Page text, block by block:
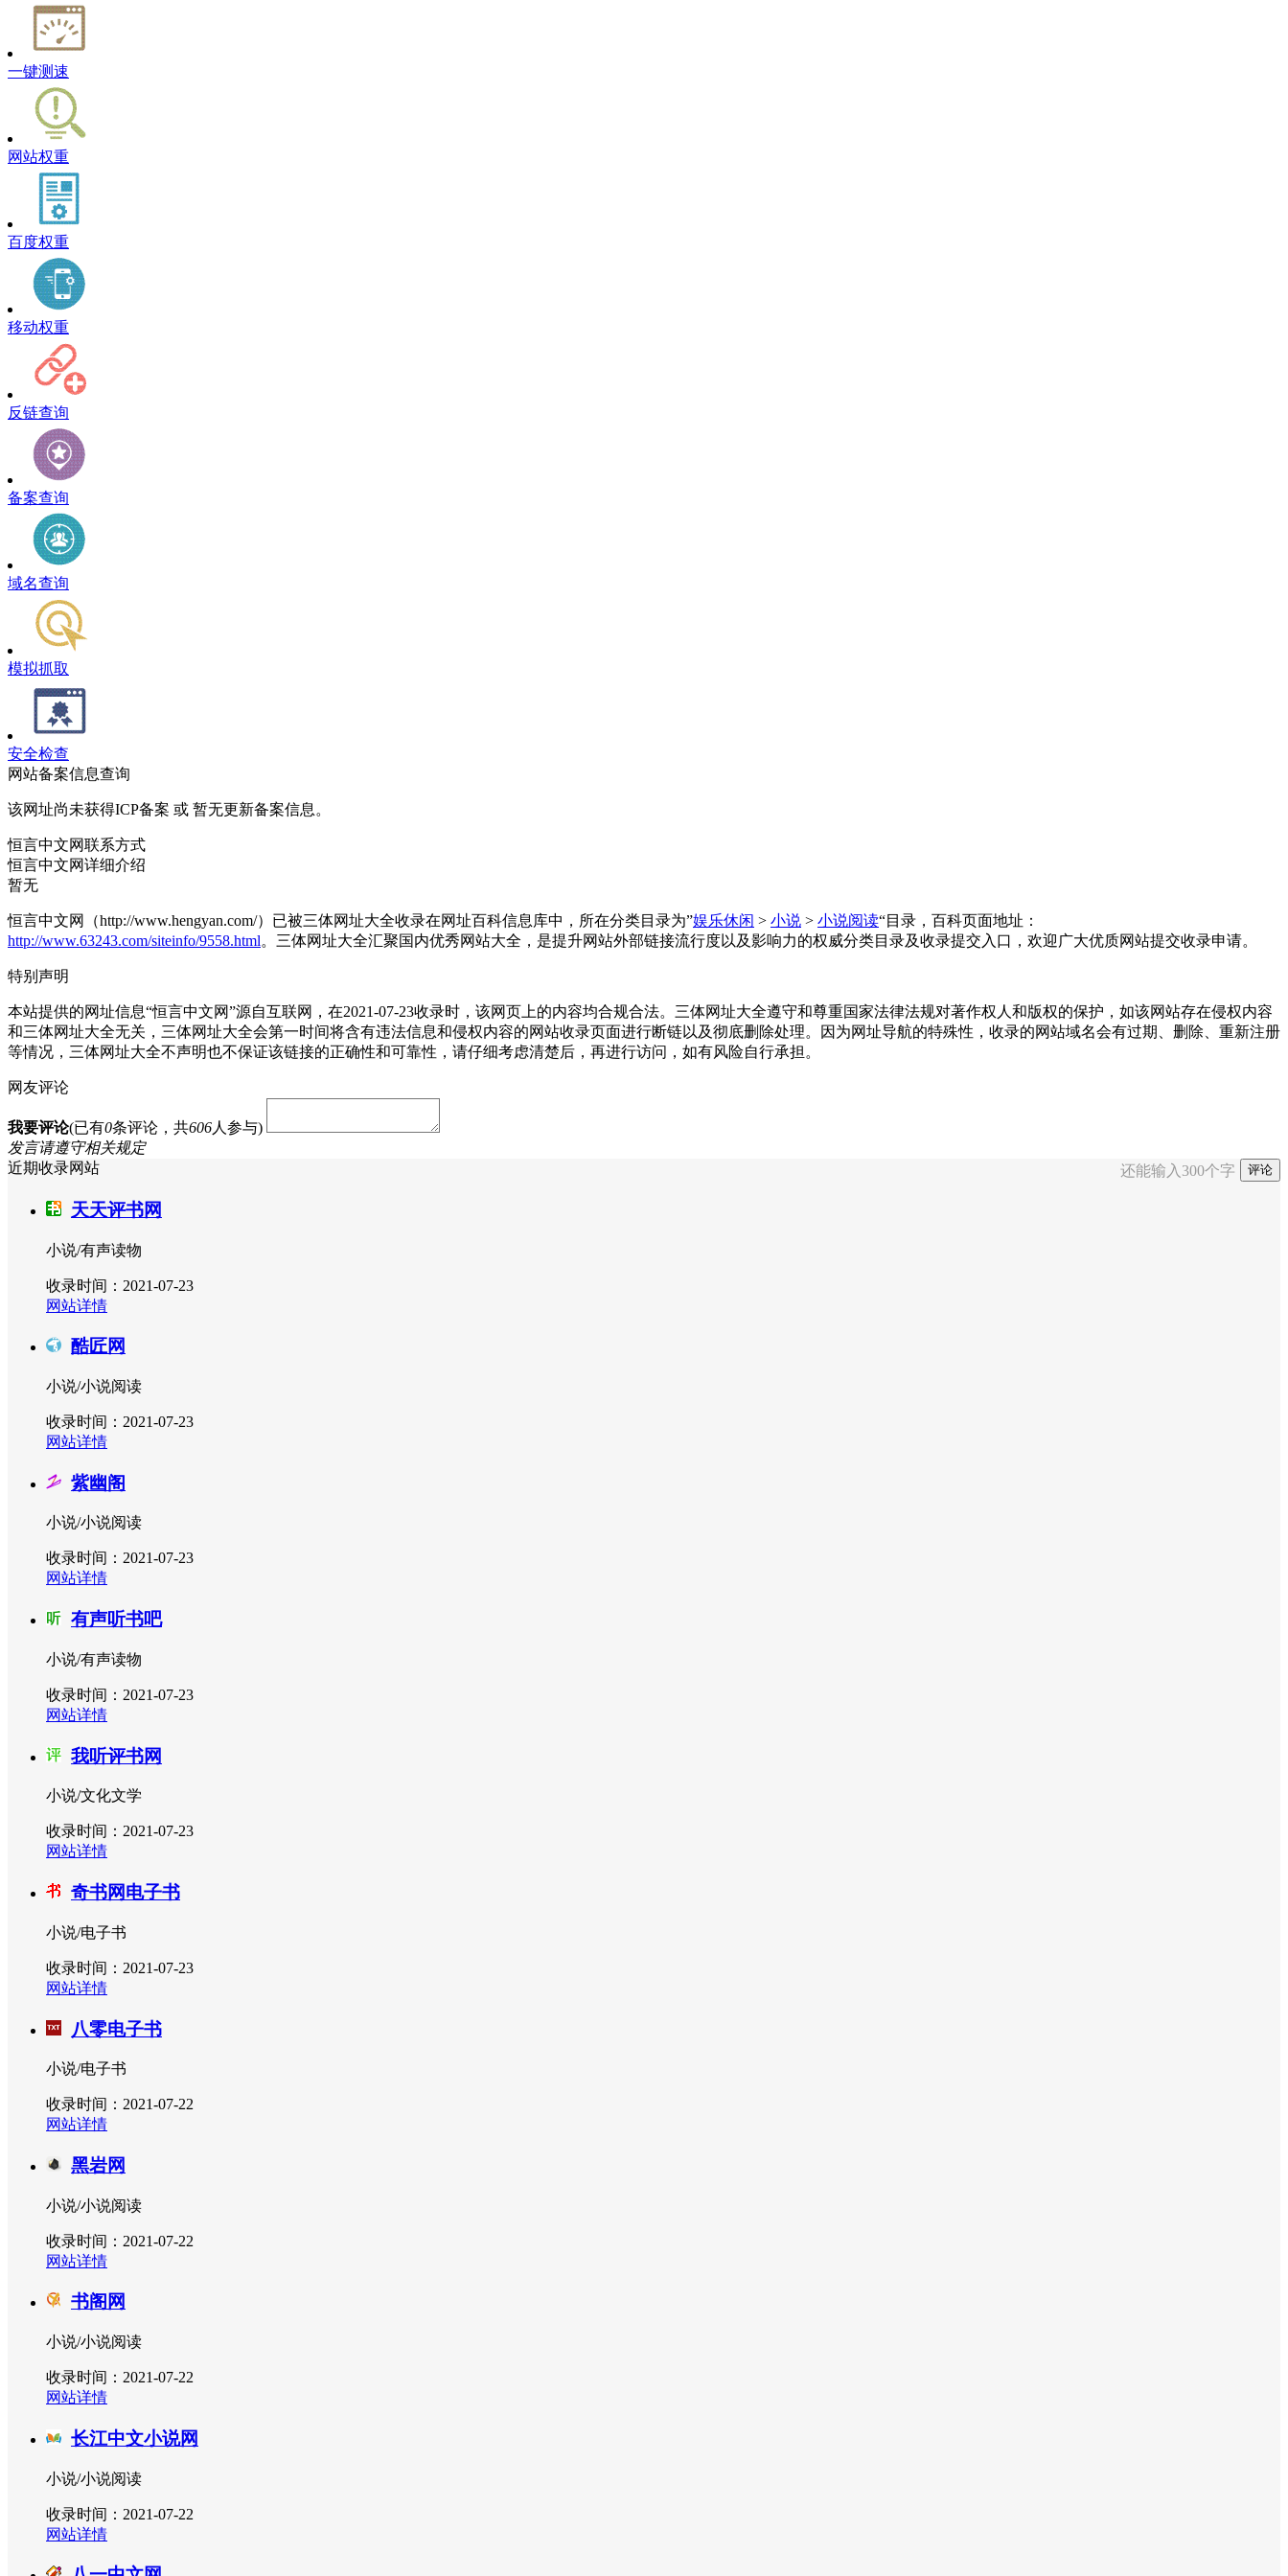
一键测速
网站权重
百度权重
移动权重
反链查询
备案查询
域名查询
模拟抓取
安全检查
网站备案信息查询
该网址尚未获得ICP备案 或 暂无更新备案信息。
恒言中文网联系方式
恒言中文网详细介绍
暂无
恒言中文网（http://www.hengyan.com/）已被三体网址大全收录在网址百科信息库中，所在分类目录为”娱乐休闲 > 小说 > 小说阅读“目录，百科页面地址：
http://www.63243.com/siteinfo/9558.html。三体网址大全汇聚国内优秀网站大全，是提升网站外部链接流行度以及影响力的权威分类目录及收录提交入口，欢迎广大优质网站提交收录申请。
特别声明
本站提供的网址信息“恒言中文网”源自互联网，在2021-07-23收录时，该网页上的内容均合规合法。三体网址大全遵守和尊重国家法律法规对著作权人和版权的保护，如该网站存在侵权内容
和三体网址大全无关，三体网址大全会第一时间将含有违法信息和侵权内容的网站收录页面进行断链以及彻底删除处理。因为网址导航的特殊性，收录的网站域名会有过期、删除、重新注册
等情况，三体网址大全不声明也不保证该链接的正确性和可靠性，请仔细考虑清楚后，再进行访问，如有风险自行承担。
网友评论
我要评论(已有0条评论，共606人参与)
发言请遵守相关规定
还能输入 300个字
近期收录网站
天天评书网
小说/有声读物
收录时间：2021-07-23
网站详情
酷匠网
小说/小说阅读
收录时间：2021-07-23
网站详情
紫幽阁
小说/小说阅读
收录时间：2021-07-23
网站详情
有声听书吧
小说/有声读物
收录时间：2021-07-23
网站详情
我听评书网
小说/文化文学
收录时间：2021-07-23
网站详情
奇书网电子书
小说/电子书
收录时间：2021-07-23
网站详情
八零电子书
小说/电子书
收录时间：2021-07-22
网站详情
黑岩网
小说/小说阅读
收录时间：2021-07-22
网站详情
书阁网
小说/小说阅读
收录时间：2021-07-22
网站详情
长江中文小说网
小说/小说阅读
收录时间：2021-07-22
网站详情